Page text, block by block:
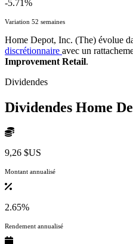
-5.71%
Variation 52 semaines
Home Depot, Inc. (The) évolue
discrétionnaire avec un
Improvement Retail.
Dividendes
Dividendes Home
9,26 $US
Montant annualisé
2.65%
Rendement annualisé